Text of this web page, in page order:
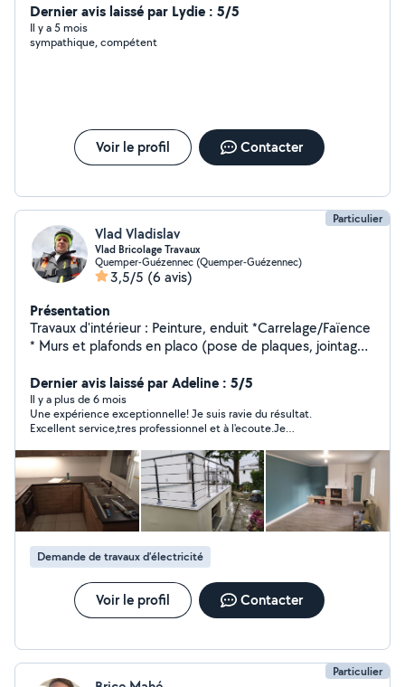
Dernier avis laissé par Lydie : 5/5
Il y a 5 mois
sympathique, compétent
Voir le profil Contacter
Particulier
Vlad Vladislav
Vlad Bricolage Travaux
Quemper-Guézennec (Quemper-Guézennec)
3,5/5 (6 avis)
Présentation
Travaux d'intérieur : Peinture, enduit *Carrelage/Faïence
* Murs et plafonds en placo (pose de plaques, jointage,
(éléments hauts/bas, plan de travail) Montage de
meubles (toutes marques : IKEA, But, Conforama) Pose
de tringles, étagères, luminaires Réparations diverses et
finitions N'hesitez pas à me contacter pour plus d'info,
je me ferai un plaisir de vous aider
Dernier avis laissé par Adeline : 5/5
Il y a plus de 6 mois
Une expérience exceptionnelle! Je suis ravie du résultat.
Excellent service,tres professionnel et à l'ecoute.Je
Demande de travaux d’électricité
Voir le profil Contacter
Particulier